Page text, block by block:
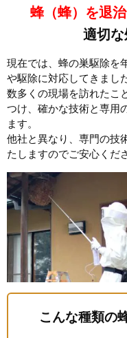
蜂（蜂）を退
適切
現在では、蜂の巣駆除を
や駆除に対応してきました
数多くの現場を訪れたこ
つけ、確かな技術と専用
ます。
他社と異なり、専門の技
たしますのでご安心くだ
こんな種類の